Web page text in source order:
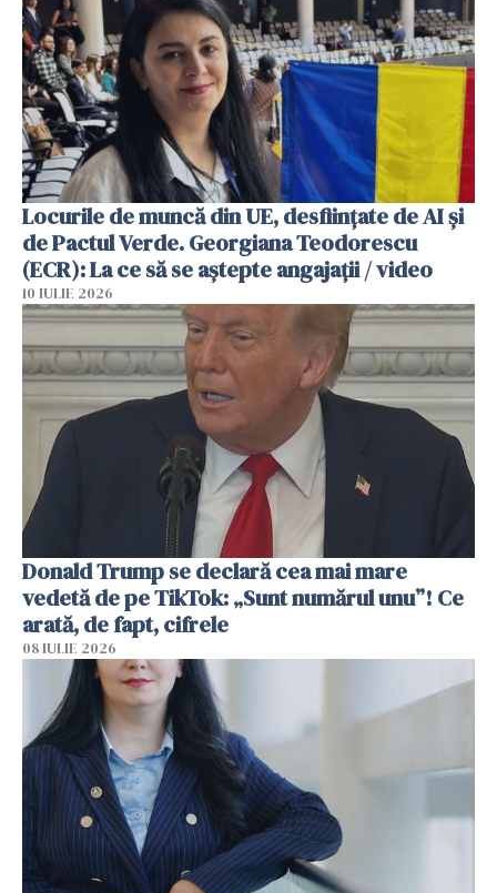
Locurile de muncă din UE, desființate de AI și
de Pactul Verde. Georgiana Teodorescu
(ECR): La ce să se aștepte angajații / video
10 IULIE 2026
Donald Trump se declară cea mai mare
vedetă de pe TikTok: „Sunt numărul unu”! Ce
arată, de fapt, cifrele
08 IULIE 2026